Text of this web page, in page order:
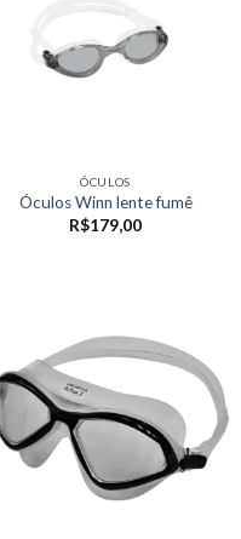
ÓCULOS
Óculos Winn lente fumê
R$179,00